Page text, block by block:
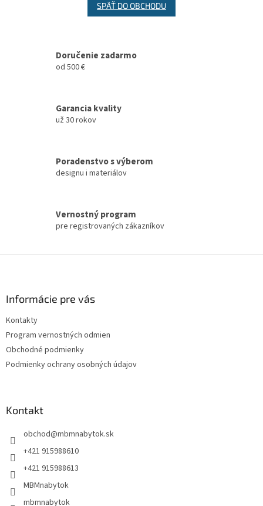
SPÄŤ DO OBCHODU
Doručenie zadarmo
od 500 €
Garancia kvality
už 30 rokov
Poradenstvo s výberom
designu i materiálov
Vernostný program
pre registrovaných zákazníkov
Informácie pre vás
Kontakty
Program vernostných odmien
Obchodné podmienky
Podmienky ochrany osobných údajov
Kontakt
obchod@mbmnabytok.sk
+421 915988610
+421 915988613
MBMnabytok
mbmnabytok